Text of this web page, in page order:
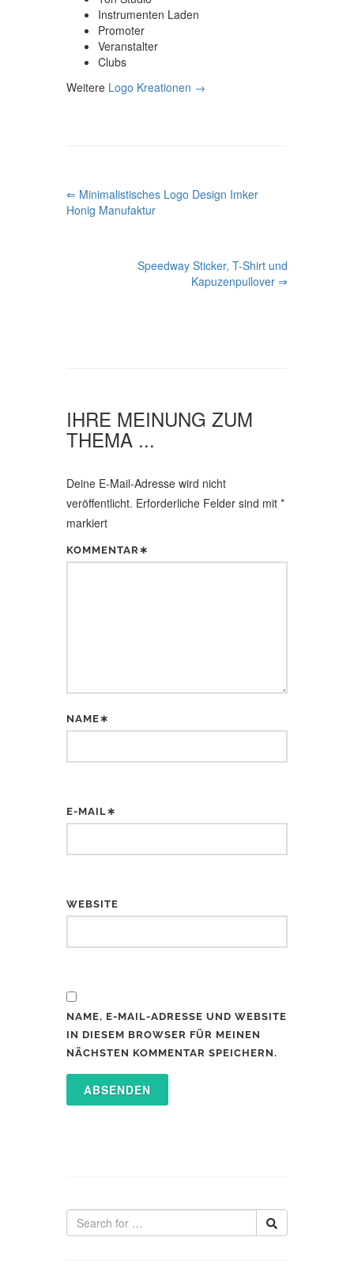
Instrumenten Laden
Promoter
Veranstalter
Clubs
Weitere Logo Kreationen →
P
O
G
A
I
O
N
⇐ Minimalistisches Logo Design Imker
Honig Manufaktur
Speedway Sticker, T-Shirt und
Kapuzenpullover ⇒
IHRE MEINUNG ZUM
THEMA ...
Deine E-Mail-Adresse wird nicht
veröffentlicht. Erforderliche Felder sind mit *
markiert
KOMMENTAR∗
NAME∗
E-MAIL∗
WEBSITE
NAME, E-MAIL-ADRESSE UND WEBSITE
IN DIESEM BROWSER FÜR MEINEN
NÄCHSTEN KOMMENTAR SPEICHERN.